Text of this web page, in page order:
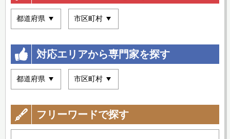
対応エリアから専門家を探す
フリーワードで探す